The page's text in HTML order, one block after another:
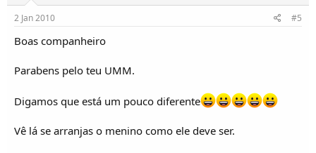
2 Jan 2010 #5
Boas companheiro
Parabens pelo teu UMM.
Digamos que está um pouco diferente
Vê lá se arranjas o menino como ele deve ser.